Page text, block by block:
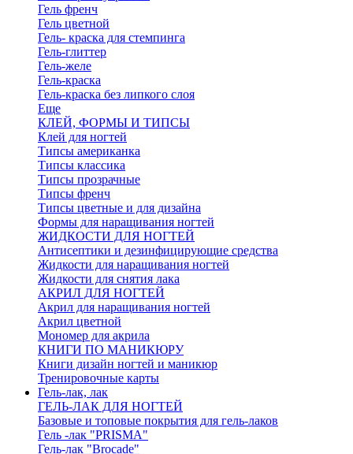
Гель френч
Гель цветной
Гель- краска для стемпинга
Гель-глиттер
Гель-желе
Гель-краска
Гель-краска без липкого слоя
Еще
КЛЕЙ, ФОРМЫ И ТИПСЫ
Клей для ногтей
Типсы американка
Типсы классика
Типсы прозрачные
Типсы френч
Типсы цветные и для дизайна
Формы для наращивания ногтей
ЖИДКОСТИ ДЛЯ НОГТЕЙ
Антисептики и дезинфицирующие средства
Жидкости для наращивания ногтей
Жидкости для снятия лака
АКРИЛ ДЛЯ НОГТЕЙ
Акрил для наращивания ногтей
Акрил цветной
Мономер для акрила
КНИГИ ПО МАНИКЮРУ
Книги дизайн ногтей и маникюр
Тренировочные карты
Гель-лак, лак
ГЕЛЬ-ЛАК ДЛЯ НОГТЕЙ
Базовые и топовые покрытия для гель-лаков
Гель -лак "PRISMA"
Гель-лак "Brocade"